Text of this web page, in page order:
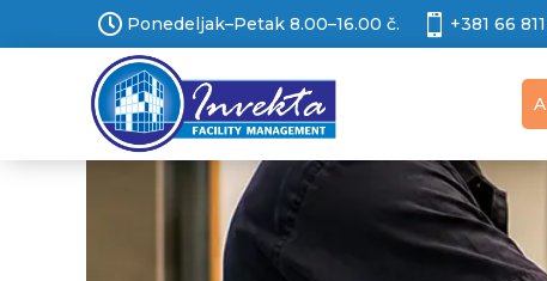
 Ponedeljak–Petak 8.00–16.00 č.  +381 66